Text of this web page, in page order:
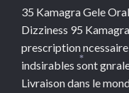
35 Kamagra Gele
Dizziness 95
prescription
indsirables sont
Livraison dans le
*